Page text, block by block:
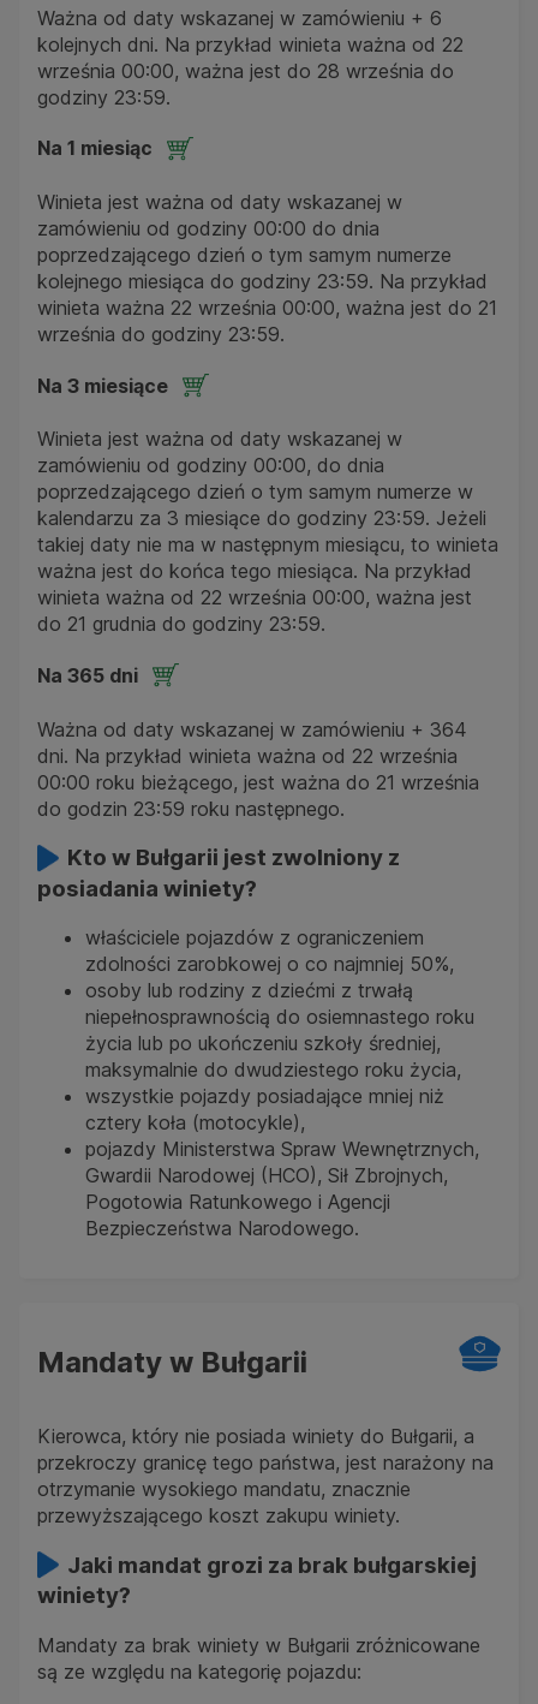
Ważna od daty wskazanej w zamówieniu + 6
kolejnych dni. Na przykład winieta ważna od 22
września 00:00, ważna jest do 28 września do
godziny 23:59.
Na 1 miesiąc
Winieta jest ważna od daty wskazanej w
zamówieniu od godziny 00:00 do dnia
poprzedzającego dzień o tym samym numerze
kolejnego miesiąca do godziny 23:59. Na przykład
winieta ważna 22 września 00:00, ważna jest do 21
września do godziny 23:59.
Na 3 miesiące
Winieta jest ważna od daty wskazanej w
zamówieniu od godziny 00:00, do dnia
poprzedzającego dzień o tym samym numerze w
kalendarzu za 3 miesiące do godziny 23:59. Jeżeli
takiej daty nie ma w następnym miesiącu, to winieta
ważna jest do końca tego miesiąca. Na przykład
winieta ważna od 22 września 00:00, ważna jest
do 21 grudnia do godziny 23:59.
Na 365 dni
Ważna od daty wskazanej w zamówieniu + 364
dni. Na przykład winieta ważna od 22 września
00:00 roku bieżącego, jest ważna do 21 września
do godzin 23:59 roku następnego.
Kto w Bułgarii jest zwolniony z
posiadania winiety?
właściciele pojazdów z ograniczeniem
zdolności zarobkowej o co najmniej 50%,
osoby lub rodziny z dziećmi z trwałą
niepełnosprawnością do osiemnastego roku
życia lub po ukończeniu szkoły średniej,
maksymalnie do dwudziestego roku życia,
wszystkie pojazdy posiadające mniej niż
cztery koła (motocykle),
pojazdy Ministerstwa Spraw Wewnętrznych,
Gwardii Narodowej (HCO), Sił Zbrojnych,
Pogotowia Ratunkowego i Agencji
Bezpieczeństwa Narodowego.
Mandaty w Bułgarii
Kierowca, który nie posiada winiety do Bułgarii, a
przekroczy granicę tego państwa, jest narażony na
otrzymanie wysokiego mandatu, znacznie
przewyższającego koszt zakupu winiety.
Jaki mandat grozi za brak bułgarskiej
winiety?
Mandaty za brak winiety w Bułgarii zróżnicowane
są ze względu na kategorię pojazdu: